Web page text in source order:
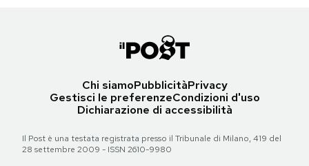
Chi siamoPubblicitàPrivacy
Gestisci le preferenzeCondizioni d'uso
Dichiarazione di accessibilità
Il Post è una testata registrata presso il Tribunale di Milano, 419 del
28 settembre 2009 - ISSN 2610-9980